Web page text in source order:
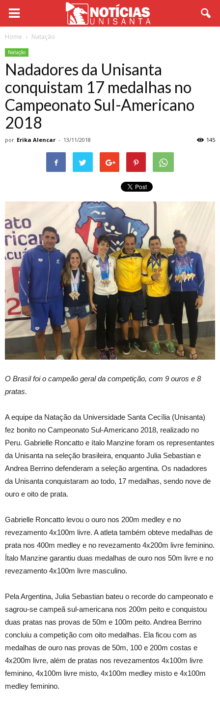
Home Natação
Natação
Nadadores da Unisanta
conquistam 17 medalhas no
Campeonato Sul-Americano
2018
por Erika Alencar - 13/11/2018 145
O Brasil foi o campeão geral da competição, com 9 ouros e 8
pratas.
A equipe da Natação da Universidade Santa Cecília (Unisanta)
fez bonito no Campeonato Sul-Americano 2018, realizado no
Peru. Gabrielle Roncatto e ítalo Manzine foram os representantes
da Unisanta na seleção brasileira, enquanto Julia Sebastian e
Andrea Berrino defenderam a seleção argentina. Os nadadores
da Unisanta conquistaram ao todo, 17 medalhas, sendo nove de
ouro e oito de prata.
Gabrielle Roncatto levou o ouro nos 200m medley e no
revezamento 4x100m livre. A atleta também obteve medalhas de
prata nos 400m medley e no revezamento 4x200m livre feminino.
Ítalo Manzine garantiu duas medalhas de ouro nos 50m livre e no
revezamento 4x100m livre masculino.
Pela Argentina, Julia Sebastian bateu o recorde do campeonato e
sagrou-se campeã sul-americana nos 200m peito e conquistou
duas pratas nas provas de 50m e 100m peito. Andrea Berrino
concluiu a competição com oito medalhas. Ela ficou com as
medalhas de ouro nas provas de 50m, 100 e 200m costas e
4x200m livre, além de pratas nos revezamentos 4x100m livre
feminino, 4x100m livre misto, 4x100m medley misto e 4x100m
medley feminino.